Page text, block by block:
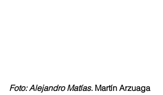
Foto: Alejandro Matías. Martín Arzuaga